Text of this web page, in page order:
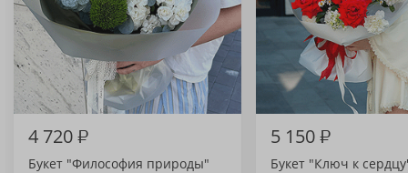
4 720₽
Букет "Философия природы"
5 150₽
Букет "Ключ к